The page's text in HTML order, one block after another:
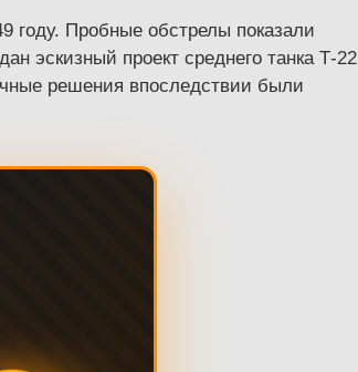
году. Пробные обстрелы показали
эскизный проект среднего танка Т-22
решения впоследствии были